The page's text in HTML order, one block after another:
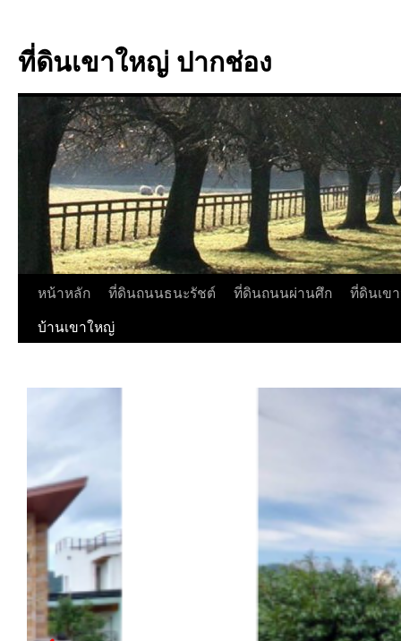
ที่ดินเขาใหญ่ ปากช่อง
หน้าหลัก ที่ดินถนนธนะรัชต์ ที่ดินถนนผ่านศึก
ที่ดินเข
บ้านเขาใหญ่